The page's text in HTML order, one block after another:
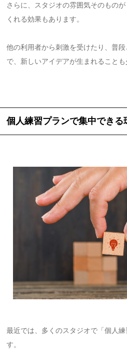
さらに、スタジオの雰囲気そのもの
くれる効果もあります。
他の利用者から刺激を受けたり、普
で、新しいアイデアが生まれることも
個人練習プランで集中できる
最近では、多くのスタジオで「個人
す。